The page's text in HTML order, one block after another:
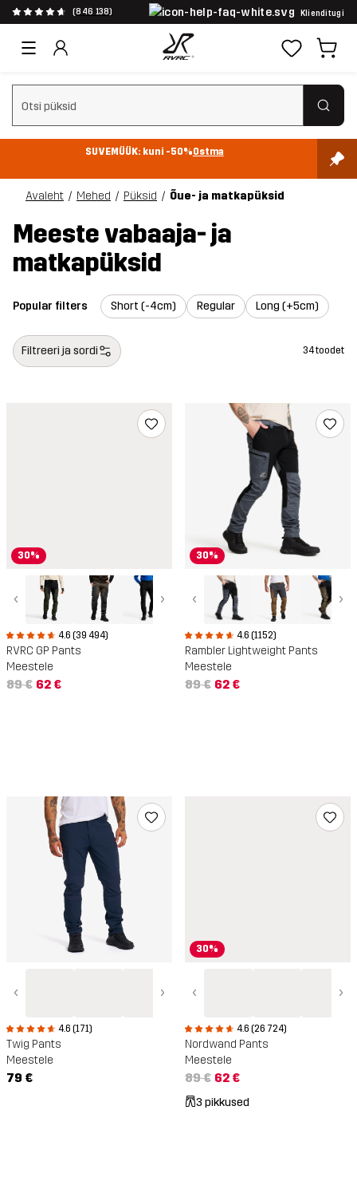
(846 138) Klienditugi
Tühjenda otsing
SUVEMÜÜK: kuni -50%Ostma
Avaleht Mehed Püksid Õue- ja matkapüksid
Meeste vabaaja- ja
matkapüksid
Popular filters Short (-4cm) Regular Long (+5cm)
Filtreeri ja sordi 34 toodet
30%
‹ ›
4.6 (39 494)
RVRC GP Pants
Meestele
89 € 62 €
30%
‹ ›
4.6 (1152)
Rambler Lightweight Pants
Meestele
89 € 62 €
‹ ›
4.6 (171)
Twig Pants
Meestele
79 €
30%
‹ ›
4.6 (26 724)
Nordwand Pants
Meestele
89 € 62 €
3 pikkused